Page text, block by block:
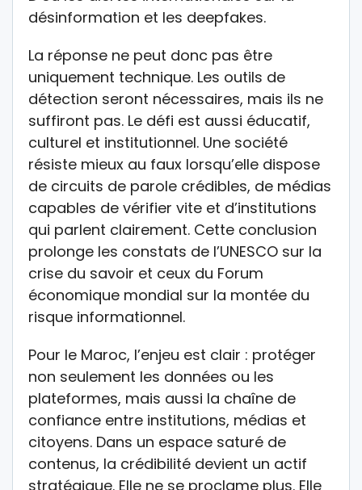
désinformation et les deepfakes.
La réponse ne peut donc pas être
uniquement technique. Les outils de
détection seront nécessaires, mais ils ne
suffiront pas. Le défi est aussi éducatif,
culturel et institutionnel. Une société
résiste mieux au faux lorsqu’elle dispose
de circuits de parole crédibles, de médias
capables de vérifier vite et d’institutions
qui parlent clairement. Cette conclusion
prolonge les constats de l’UNESCO sur la
crise du savoir et ceux du Forum
économique mondial sur la montée du
risque informationnel.
Pour le Maroc, l’enjeu est clair : protéger
non seulement les données ou les
plateformes, mais aussi la chaîne de
confiance entre institutions, médias et
citoyens. Dans un espace saturé de
contenus, la crédibilité devient un actif
stratégique. Elle ne se proclame plus. Elle